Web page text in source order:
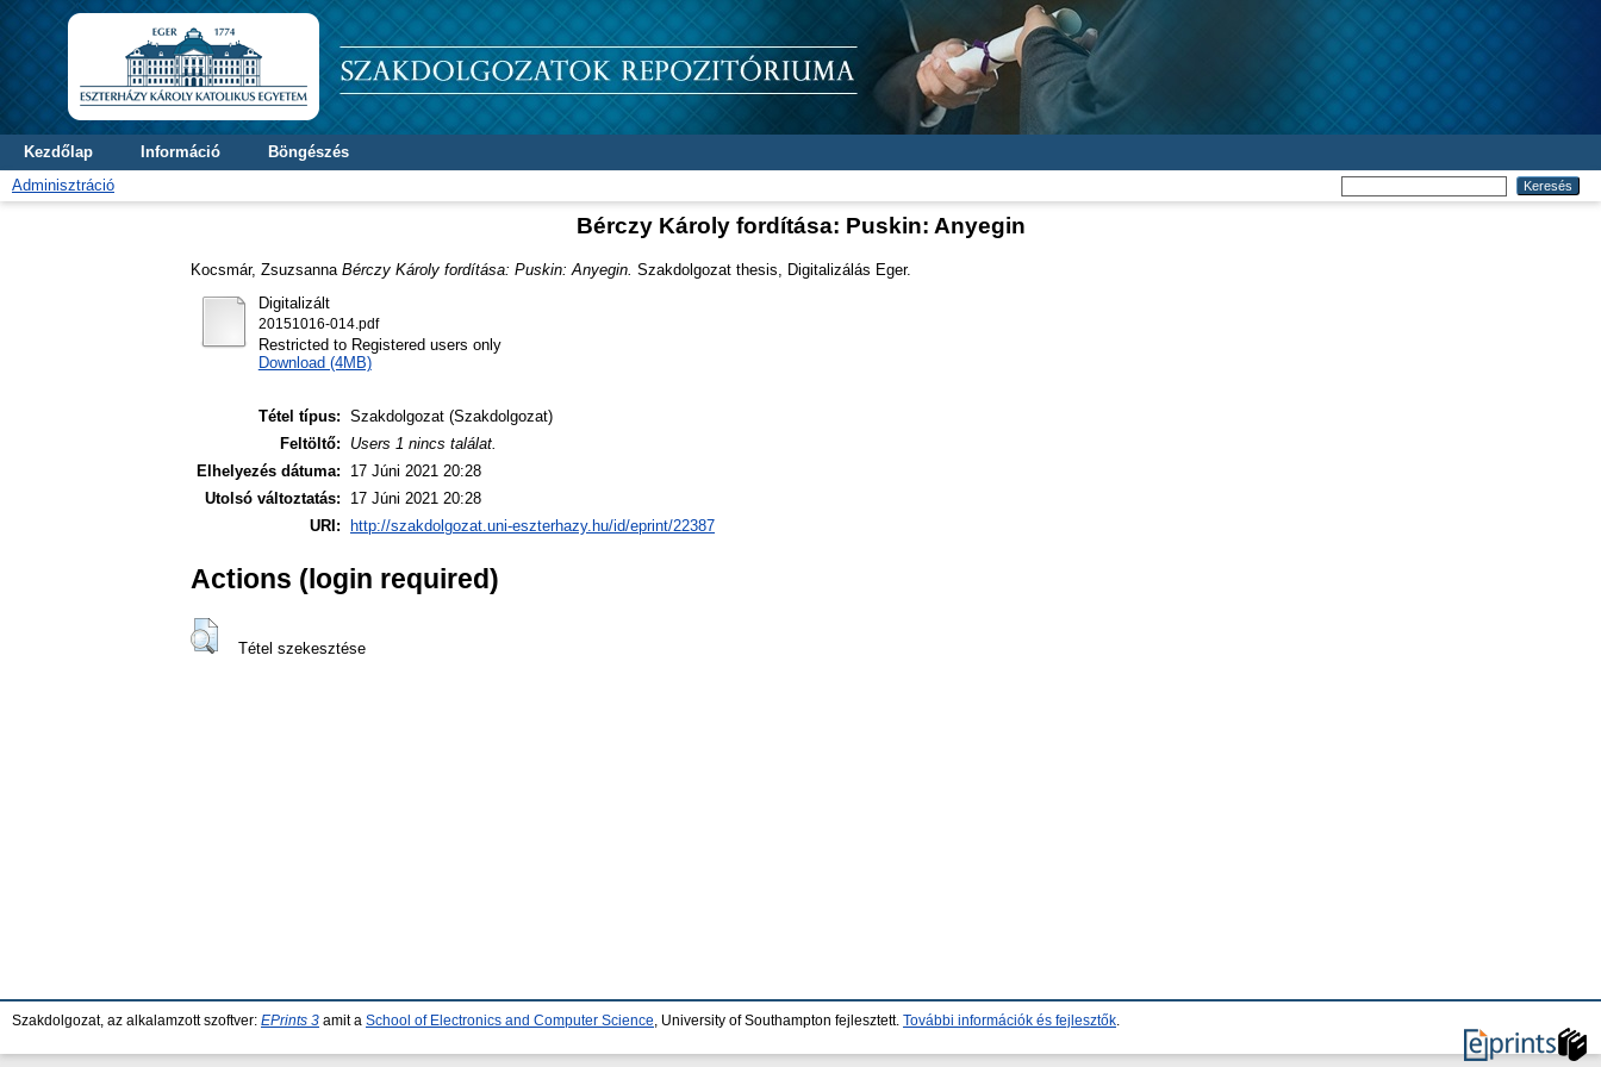
Kezdőlap Információ
Böngészés
Adminisztráció
Bérczy Károly fordítása: Puskin: Anyegin
Kocsmár, Zsuzsanna Bérczy Károly fordítása: Puskin: Anyegin. Szakdolgozat thesis, Digitalizálás Eger.
Digitalizált
20151016-014.pdf
Restricted to Registered users only
Download (4MB)
Tétel típus: Szakdolgozat (Szakdolgozat)
Feltöltő:
Users 1 nincs találat.
Elhelyezés dátuma:
17 Júni 2021 20:28
Utolsó változtatás:
17 Júni 2021 20:28
URI:
http://szakdolgozat.uni-eszterhazy.hu/id/eprint/22387
Actions (login required)
Tétel szekesztése
Szakdolgozat, az alkalamzott szoftver: EPrints 3 amit a School of Electronics and Computer Science , University of Southampton fejlesztett. További információk és fejlesztők